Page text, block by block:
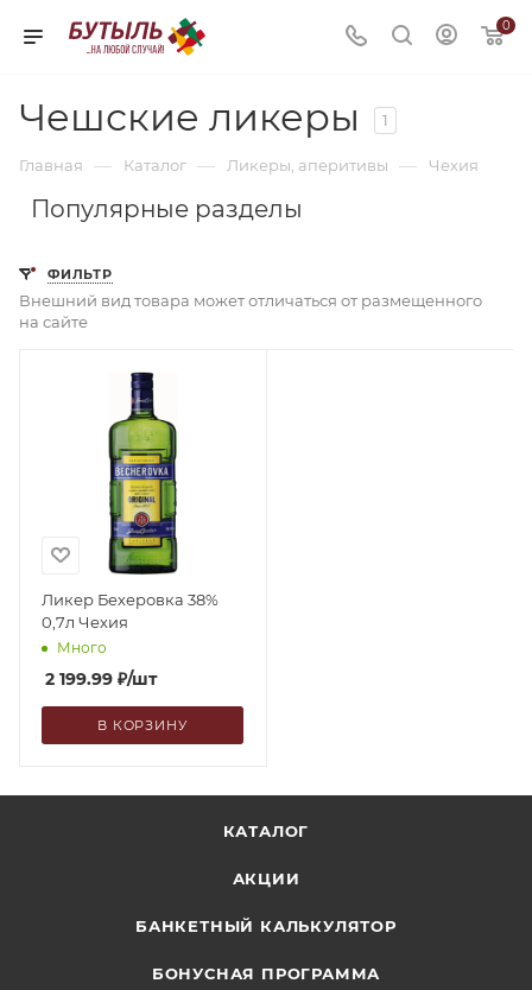
0
Чешские ликеры 1
Главная — Каталог — Ликеры, аперитивы — Чехия
Популярные разделы
ФИЛЬТР
Внешний вид товара может отличаться от размещенного
на сайте
Ликер Бехеровка 38%
0,7л Чехия
Много
2 199.99 ₽/шт
В КОРЗИНУ
КАТАЛОГ
АКЦИИ
БАНКЕТНЫЙ КАЛЬКУЛЯТОР
БОНУСНАЯ ПРОГРАММА